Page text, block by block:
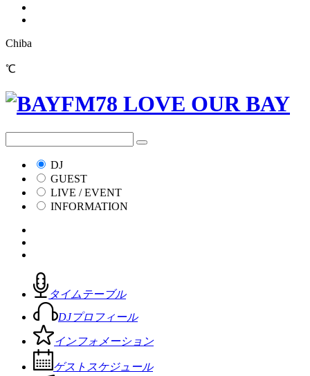
Chiba
℃
DJ
GUEST
LIVE / EVENT
INFORMATION
タイムテーブル
DJプロフィール
インフォメーション
ゲストスケジュール